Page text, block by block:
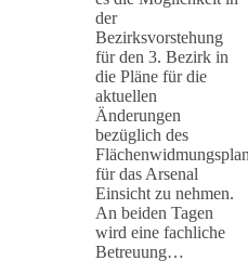
der
Bezirksvorstehung
für den 3. Bezirk in
die Pläne für die
aktuellen
Änderungen
bezüglich des
für das Arsenal
Einsicht zu nehmen.
An beiden Tagen
wird eine fachliche
Betreuung…